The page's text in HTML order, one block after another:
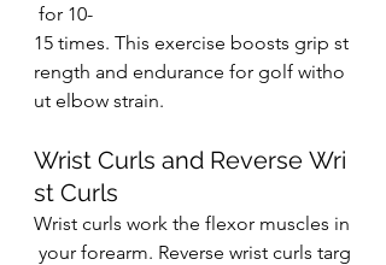
for 10-
15 times. This exercise boosts grip st
rength and endurance for golf witho
ut elbow strain.
Wrist Curls and Reverse Wri
st Curls
Wrist curls work the flexor muscles in
your forearm. Reverse wrist curls targ